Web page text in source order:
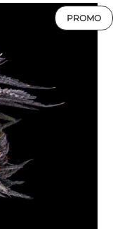
PROMO